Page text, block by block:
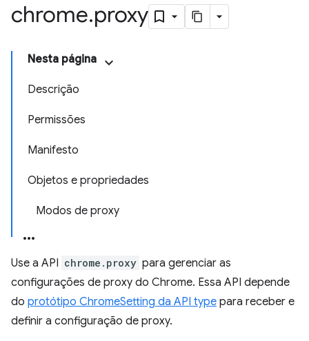
chrome.proxy
Nesta página
Descrição
Permissões
Manifesto
Objetos e propriedades
Modos de proxy
Use a API chrome.proxy para gerenciar as
configurações de proxy do Chrome. Essa API depende
do protótipo ChromeSetting da API type para receber e
definir a configuração de proxy.